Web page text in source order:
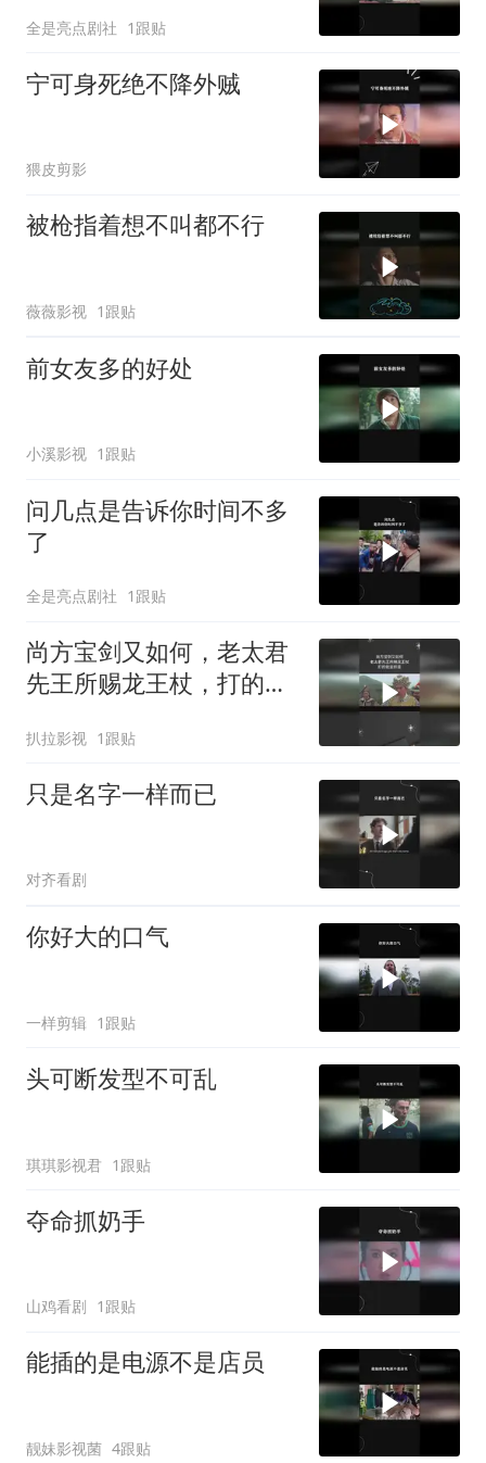
全是亮点剧社 1跟贴
宁可身死绝不降外贼
猥皮剪影
被枪指着想不叫都不行
薇薇影视 1跟贴
前女友多的好处
小溪影视 1跟贴
问几点是告诉你时间不多
了
全是亮点剧社 1跟贴
尚方宝剑又如何，老太君
先王所赐龙王杖，打的就
扒拉影视 1跟贴
只是名字一样而已
对齐看剧
你好大的口气
一样剪辑 1跟贴
头可断发型不可乱
琪琪影视君 1跟贴
夺命抓奶手
山鸡看剧 1跟贴
能插的是电源不是店员
靓妹影视菌 4跟贴